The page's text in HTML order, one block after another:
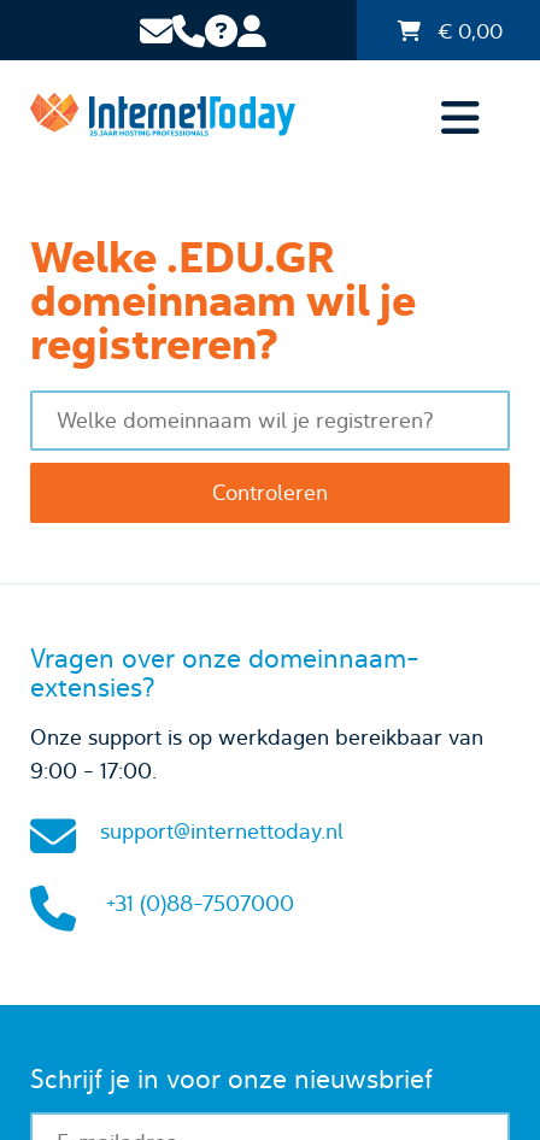
€ 0,00
Welke .EDU.GR
domeinnaam wil je
registreren?
Vragen over onze domeinnaam-
extensies?
Onze support is op werkdagen bereikbaar van
9:00 - 17:00.
support@internettoday.nl
+31 (0)88-7507000
Schrijf je in voor onze nieuwsbrief